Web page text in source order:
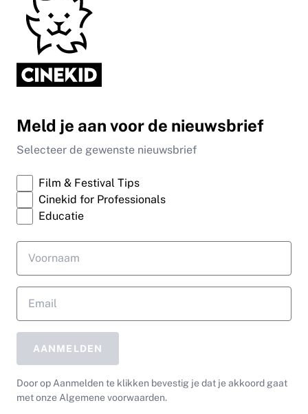
Meld je aan voor de nieuwsbrief
Selecteer de gewenste nieuwsbrief
Film & Festival Tips
Cinekid for Professionals
Educatie
AANMELDEN
Door op Aanmelden te klikken bevestig je dat je akkoord gaat
met onze Algemene voorwaarden.